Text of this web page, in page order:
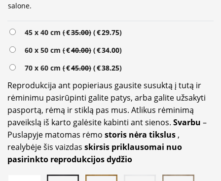
salone.
45 x 40 cm (€35.00) (€29.75)
60 x 50 cm (€40.00) (€34.00)
70 x 60 cm (€45.00) (€38.25)
Reprodukcija ant popieriaus gausite susuktą į tutą ir
rėminimu pasirūpinti galite patys, arba galite užsakyti
pasportą, rėmą ir stiklą pas mus. Atlikus rėminimą
paveikslą iš karto galėsite kabinti ant sienos. Svarbu –
Puslapyje matomas rėmo storis nėra tikslus ,
realybėje šis vaizdas skirsis priklausomai nuo
pasirinkto reprodukcijos dydžio
Alternative: